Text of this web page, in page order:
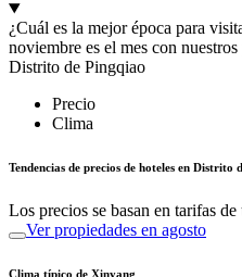
¿Cuál es la mejor época para
noviembre es el mes con
Distrito de Pingqiao
Precio
Clima
Tendencias de precios de hoteles en Distrito
Los precios se basan en tarifas
Ver propiedades en agosto
Clima típico de Xinyang